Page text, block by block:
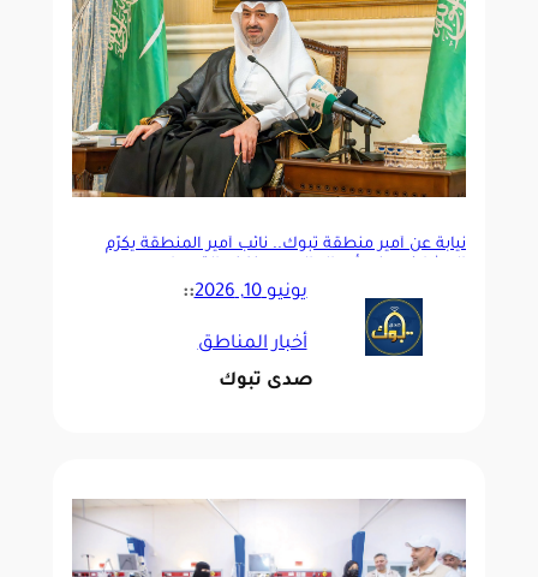
نيابةً عن أمير منطقة تبوك.. نائب أمير المنطقة يكرّم
يونيو 10, 2026 ::
أخبار المناطق
صدى تبوك